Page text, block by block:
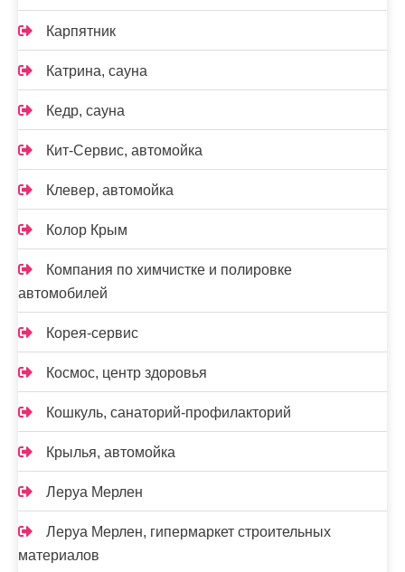
Карпятник
Катрина, сауна
Кедр, сауна
Кит-Сервис, автомойка
Клевер, автомойка
Колор Крым
Компания по химчистке и полировке
автомобилей
Корея-сервис
Космос, центр здоровья
Кошкуль, санаторий-профилакторий
Крылья, автомойка
Леруа Мерлен
Леруа Мерлен, гипермаркет строительных
материалов